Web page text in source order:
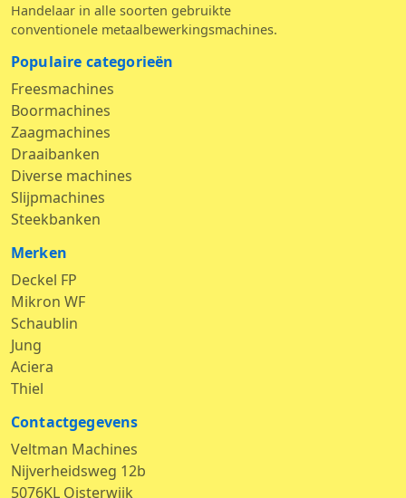
Handelaar in alle soorten gebruikte
conventionele metaalbewerkingsmachines.
Populaire categorieën
Freesmachines
Boormachines
Zaagmachines
Draaibanken
Diverse machines
Slijpmachines
Steekbanken
Merken
Deckel FP
Mikron WF
Schaublin
Jung
Aciera
Thiel
Contactgegevens
Veltman Machines
Nijverheidsweg 12b
5076KL Oisterwijk